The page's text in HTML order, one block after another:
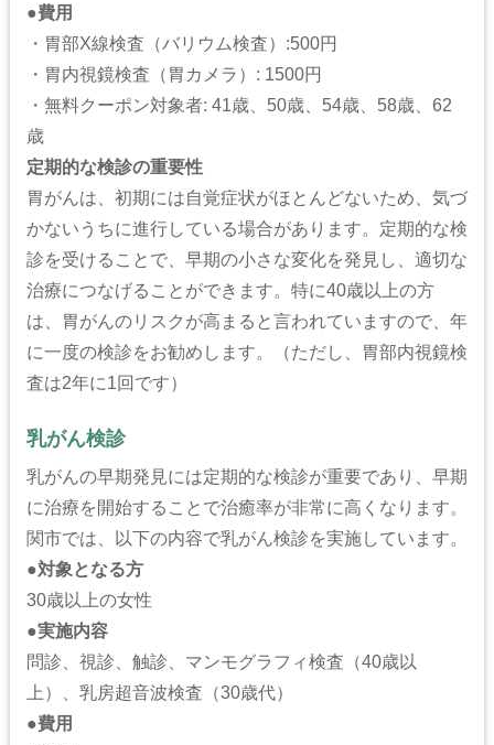
●費用
・胃部X線検査（バリウム検査）:500円
・胃内視鏡検査（胃カメラ）: 1500円
・無料クーポン対象者: 41歳、50歳、54歳、58歳、62
歳
定期的な検診の重要性
胃がんは、初期には自覚症状がほとんどないため、気づ
かないうちに進行している場合があります。定期的な検
診を受けることで、早期の小さな変化を発見し、適切な
治療につなげることができます。特に40歳以上の方
は、胃がんのリスクが高まると言われていますので、年
に一度の検診をお勧めします。（ただし、胃部内視鏡検
査は2年に1回です）
乳がん検診
乳がんの早期発見には定期的な検診が重要であり、早期
に治療を開始することで治癒率が非常に高くなります。
関市では、以下の内容で乳がん検診を実施しています。
●対象となる方
30歳以上の女性
●実施内容
問診、視診、触診、マンモグラフィ検査（40歳以
上）、乳房超音波検査（30歳代）
●費用